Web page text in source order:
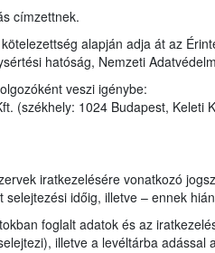
címzettnek.
alapján adja át az
hatóság, Nemzeti
veszi igénybe:
1024 Budapest, Keleti
iratkezelésére vonatkozó
időig, illetve – ennek
foglalt adatok és az
illetve a levéltárba